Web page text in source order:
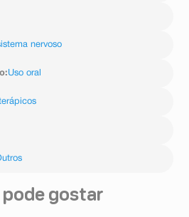
nervoso
:Uso oral
gostar